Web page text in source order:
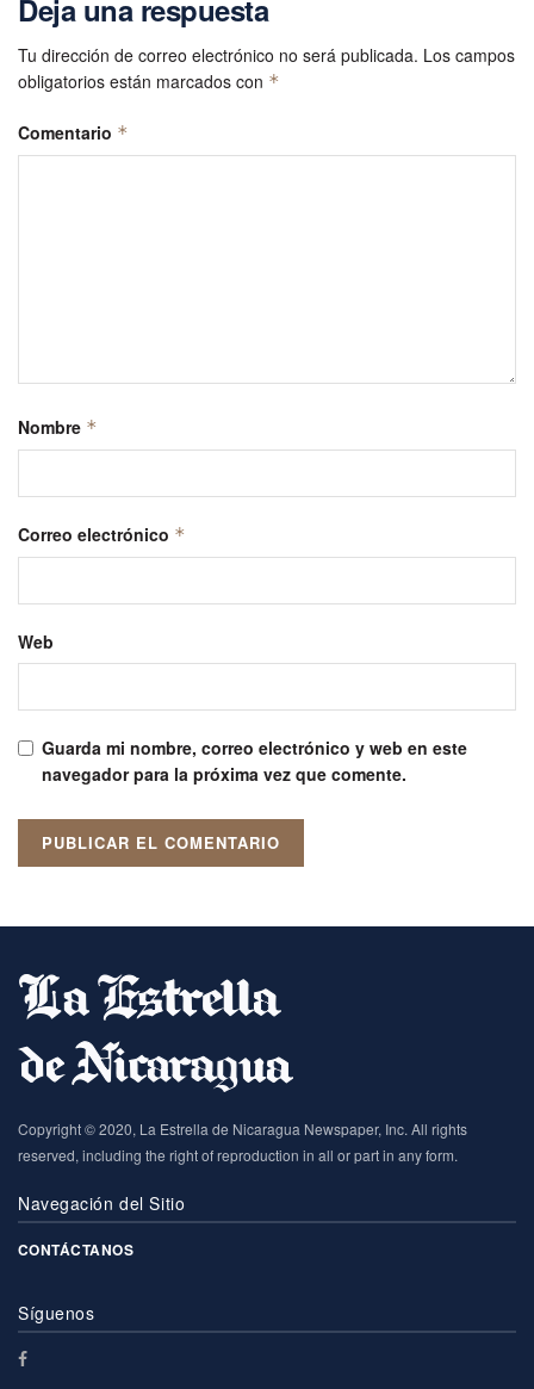
Deja una respuesta
Tu dirección de correo electrónico no será publicada. Los campos
obligatorios están marcados con *
Comentario *
Nombre *
Correo electrónico *
Web
Guarda mi nombre, correo electrónico y web en este
navegador para la próxima vez que comente.
Copyright © 2020, La Estrella de Nicaragua Newspaper, Inc. All rights
reserved, including the right of reproduction in all or part in any form.
Navegación del Sitio
CONTÁCTANOS
Síguenos